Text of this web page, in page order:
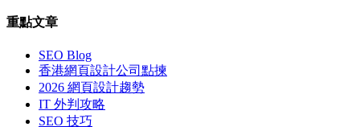
重點文章
SEO Blog
香港網頁設計公司點揀
2026 網頁設計趨勢
IT 外判攻略
SEO 技巧